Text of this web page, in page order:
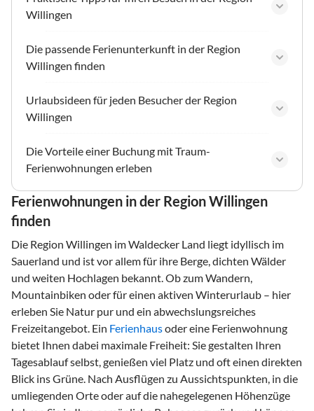
Willingen
Die passende Ferienunterkunft in der Region
Willingen finden
Urlaubsideen für jeden Besucher der Region
Willingen
Die Vorteile einer Buchung mit Traum-
Ferienwohnungen erleben
Ferienwohnungen in der Region Willingen
finden
Die Region Willingen im Waldecker Land liegt idyllisch im
Sauerland und ist vor allem für ihre Berge, dichten Wälder
und weiten Hochlagen bekannt. Ob zum Wandern,
Mountainbiken oder für einen aktiven Winterurlaub – hier
erleben Sie Natur pur und ein abwechslungsreiches
Freizeitangebot. Ein Ferienhausoder eine Ferienwohnung
bietet Ihnen dabei maximale Freiheit: Sie gestalten Ihren
Tagesablauf selbst, genießen viel Platz und oft einen direkten
Blick ins Grüne. Nach Ausflügen zu Aussichtspunkten, in die
umliegenden Orte oder auf die nahegelegenen Höhenzüge